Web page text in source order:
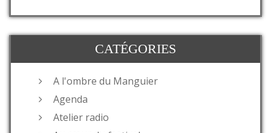
CATÉGORIES
A l'ombre du Manguier
Agenda
Atelier radio